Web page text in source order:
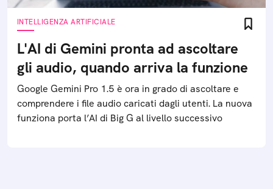
INTELLIGENZA ARTIFICIALE
L'AI di Gemini pronta ad ascoltare
gli audio, quando arriva la funzione
Google Gemini Pro 1.5 è ora in grado di ascoltare e
comprendere i file audio caricati dagli utenti. La nuova
funziona porta l’AI di Big G al livello successivo